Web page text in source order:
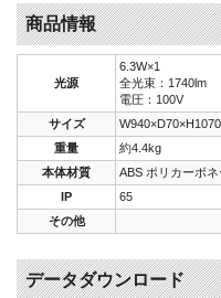
商品情報
光源
6.3W×1
全光束：1740lm
電圧：100V
サイズ
重量
約4.4kg
本体材質
ABS ポリカーボ
IP
65
その他
データダウンロード